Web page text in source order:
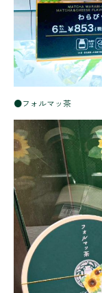
●フォルマッ茶